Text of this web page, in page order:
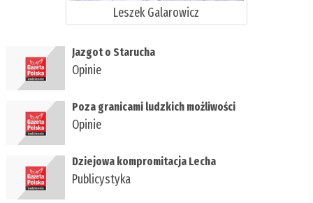
Leszek Galarowicz
Jazgot o Starucha
Opinie
Poza granicami ludzkich możliwości
Opinie
Dziejowa kompromitacja Lecha
Publicystyka